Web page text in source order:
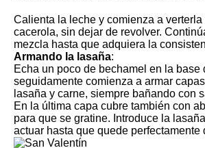
Calienta la leche y comienza a verterla
cacerola, sin dejar de revolver.
mezcla hasta que adquiera la
Armando la lasaña:
Echa un poco de bechamel en la base
seguidamente comienza a armar
lasaña y carne, siempre bañando con
En la última capa cubre también con
para que se gratine. Introduce la
actuar hasta que quede perfectamente